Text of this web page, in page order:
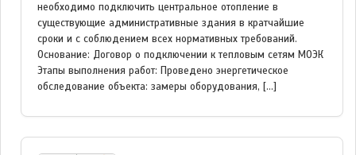
необходимо подключить центральное отопление в
существующие административные здания в кратчайшие
сроки и с соблюдением всех нормативных требований.
Основание: Договор о подключении к тепловым сетям МОЭК
Этапы выполнения работ: Проведено энергетическое
обследование объекта: замеры оборудования, […]